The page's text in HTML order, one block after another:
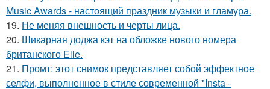
Music Awards - настоящий праздник музыки и гламура.
19. Не меняя внешность и черты лица.
20. Шикарная доджа кэт на обложке нового номера
британского Elle.
21. Промт: этот снимок представляет собой эффектное
селфи, выполненное в стиле современной "Insta -